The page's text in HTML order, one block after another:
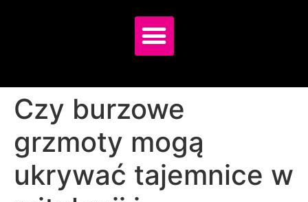
Czy burzowe
grzmoty mogą
ukrywać tajemnice w